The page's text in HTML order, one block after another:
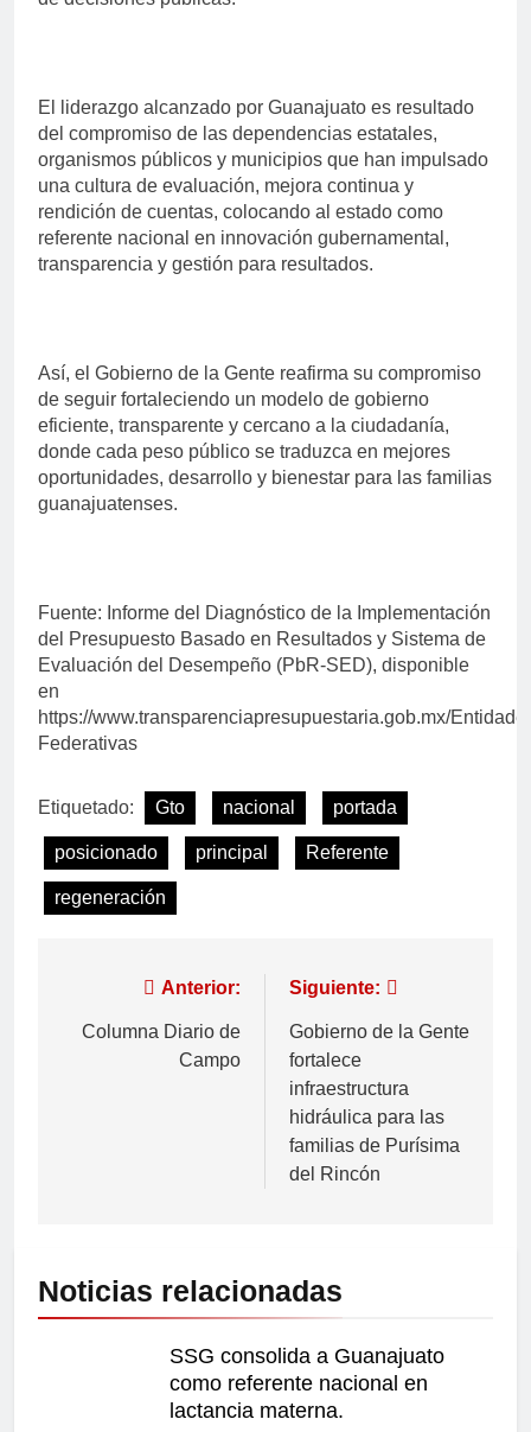
El liderazgo alcanzado por Guanajuato es resultado
del compromiso de las dependencias estatales,
organismos públicos y municipios que han impulsado
una cultura de evaluación, mejora continua y
rendición de cuentas, colocando al estado como
referente nacional en innovación gubernamental,
transparencia y gestión para resultados.
Así, el Gobierno de la Gente reafirma su compromiso
de seguir fortaleciendo un modelo de gobierno
eficiente, transparente y cercano a la ciudadanía,
donde cada peso público se traduzca en mejores
oportunidades, desarrollo y bienestar para las familias
guanajuatenses.
Fuente: Informe del Diagnóstico de la Implementación
del Presupuesto Basado en Resultados y Sistema de
Evaluación del Desempeño (PbR-SED), disponible
en
https://www.transparenciapresupuestaria.gob.mx/
Federativas
Etiquetado: Gto nacional portada
posicionado principal Referente
regeneración
Anterior:
Columna Diario de
Campo
Siguiente:
Gobierno de la Gente
fortalece
infraestructura
hidráulica para las
familias de Purísima
del Rincón
Noticias relacionadas
SSG consolida a Guanajuato
como referente nacional en
lactancia materna.